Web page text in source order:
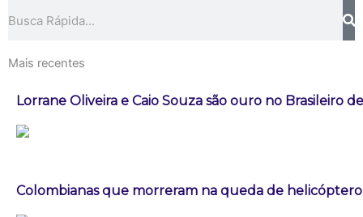
Mais recentes
Lorrane Oliveira e Caio Souza são ouro no Brasileiro
Colombianas que morreram na queda de